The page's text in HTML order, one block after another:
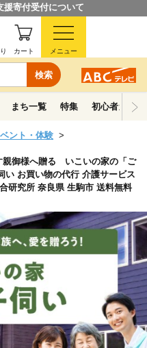
援寄付受付について
検索
カート メニュー
まち一覧 特集 初心者ガイド
ント・体験
親御様へ贈る いこいの家の「ご
お買い物の代行 介護サービス
研究所 奈良県 生駒市 送料無料